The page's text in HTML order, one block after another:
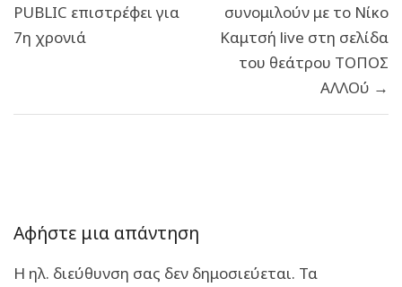
PUBLIC επιστρέφει για
7η χρονιά
συνομιλούν με το Νίκο
Καμτσή live στη σελίδα
του θεάτρου ΤΟΠΟΣ
ΑΛΛΟύ →
Αφήστε μια απάντηση
Η ηλ. διεύθυνση σας δεν δημοσιεύεται. Τα